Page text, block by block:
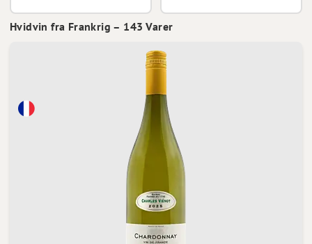
Hvidvin fra Frankrig – 143 Varer